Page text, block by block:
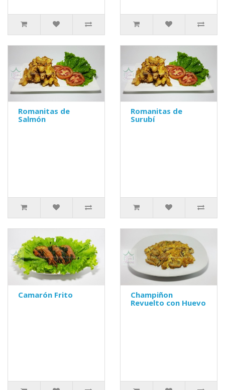
Romanitas de
Salmón
Romanitas de
Surubí
Camarón Frito
Champiñon
Revuelto con Huevo